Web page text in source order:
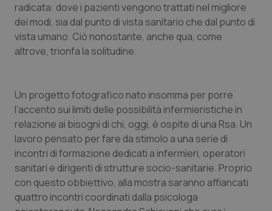
Provincia Autonoma di Trento
Puglia
Sicilia
Toscana
Umbria
Ipertensione & Scompenso
Malattie rare
Neuroscienze & patologie neurodegenerative
Obesità
Oftalmologia
radicata: dove i pazienti vengono trattati nel migliore
dei modi, sia dal punto di vista sanitario che dal punto di
vista umano. Ciò nonostante, anche qua, come
altrove, trionfa la solitudine.
Un progetto fotografico nato insomma per porre
l’accento sui limiti delle possibilità infermieristiche in
relazione ai bisogni di chi, oggi, è ospite di una Rsa. Un
lavoro pensato per fare da stimolo a una serie di
incontri di formazione dedicati a infermieri, operatori
sanitari e dirigenti di strutture socio-sanitarie. Proprio
con questo obbiettivo, alla mostra saranno affiancati
quattro incontri coordinati dalla psicologa